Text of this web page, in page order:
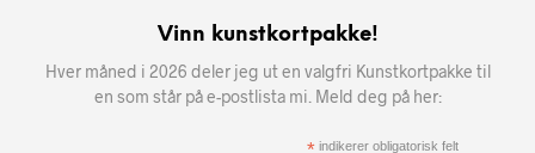
Vinn kunstkortpakke!
Hver måned i 2026 deler jeg ut en valgfri Kunstkortpakke til
en som står på e-postlista mi. Meld deg på her:
indikerer obligatorisk felt